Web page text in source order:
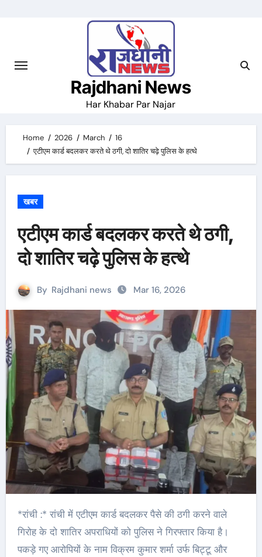
Rajdhani News
Har Khabar Par Najar
Home 2026 March
16
एटीएम कार्ड बदलकर करते थे ठगी, दो शातिर चढ़े पुलिस के हत्थे
खबर
एटीएम कार्ड बदलकर करते थे ठगी,
दो शातिर चढ़े पुलिस के हत्थे
By Rajdhani news Mar 16, 2026
*रांची :* रांची में एटीएम कार्ड बदलकर पैसे की ठगी करने वाले
गिरोह के दो शातिर अपराधियों को पुलिस ने गिरफ्तार किया है।
पकड़े गए आरोपियों के नाम विक्रम कुमार शर्मा उर्फ बिट्टू और